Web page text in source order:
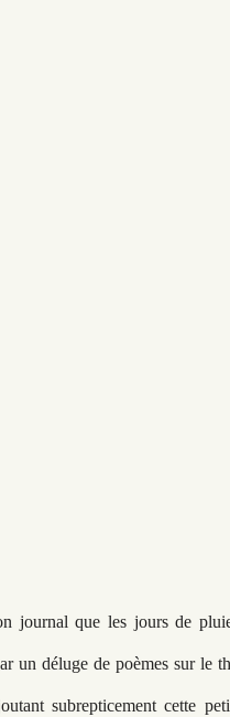
journal que les jours de
un déluge de poèmes sur le
subrepticement cette